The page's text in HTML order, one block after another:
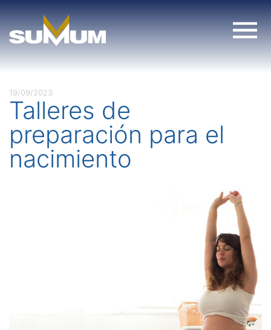
content
19/09/2023
Talleres de
preparación para el
nacimiento